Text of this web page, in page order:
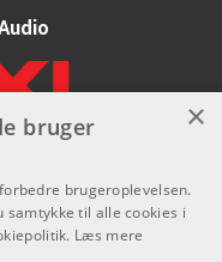
×
bruger
brugeroplevelsen.
samtykke til alle cookies i
Læs mere